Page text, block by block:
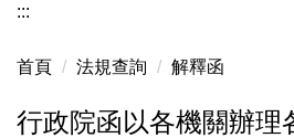
:::
首頁 法規查詢 解釋函
行政院函以各機關辦理